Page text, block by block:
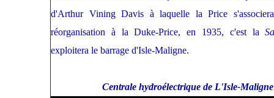
d'Arthur Vining Davis à laquelle la Price
réorganisation à la Duke-Price, en 1935, c'est la
exploitera le barrage d'Isle-Maligne.
Centrale hydroélectrique de L'Isle-